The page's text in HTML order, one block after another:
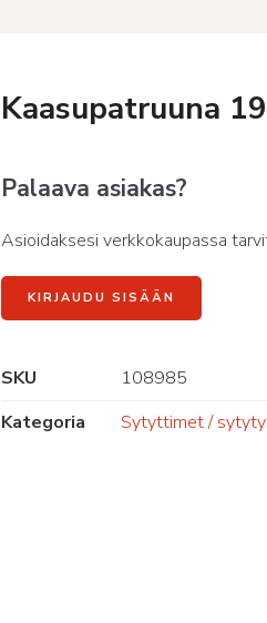
Kaasupatruuna
Palaava asiakas?
Asioidaksesi verkkokaupassa
KIRJAUDU SISÄÄN
SKU
108985
Kategoria
Sytyttimet /